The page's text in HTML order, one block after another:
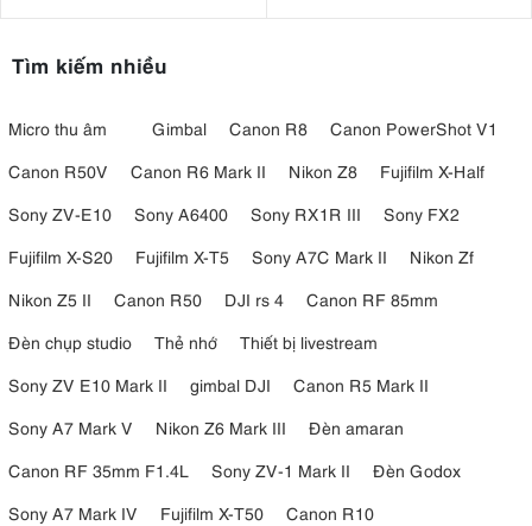
Tóm lại, Aputure Amaran 200D S là một đỉnh cao của sự đổi mới,
cao thiết lập chiếu sáng của bạn và biến những ý tưởng sáng tạo
của bạn thành hiện thực với giải pháp chiếu sáng LED xuất sắc
Tìm kiếm nhiều
Micro thu âm Gimbal Canon R8
Canon PowerShot V1
Canon R50V
Canon R6 Mark II Nikon Z8
Fujifilm X-Half
Sony ZV-E10
Sony A6400 Sony RX1R III
Sony FX2
Fujifilm X-S20
Fujifilm X-T5 Sony A7C Mark II
Nikon Zf
Nikon Z5 II
Canon R50 DJI rs 4
Canon RF 85mm
Đèn chụp studio
Thẻ nhớ
Thiết bị livestream
Sony ZV E10 Mark II
gimbal DJI
Canon R5 Mark II
Sony A7 Mark V
Nikon Z6 Mark III
Đèn amaran
Canon RF 35mm F1.4L
Sony ZV-1 Mark II
Đèn Godox
Sony A7 Mark IV
Fujifilm X-T50
Canon R10